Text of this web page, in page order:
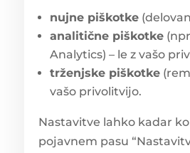
nujne piškotke
analitične piškotke
Analytics) – le z vašo
trženjske piškotke
vašo privolitvijo.
Nastavitve lahko kadar
pojavnem pasu